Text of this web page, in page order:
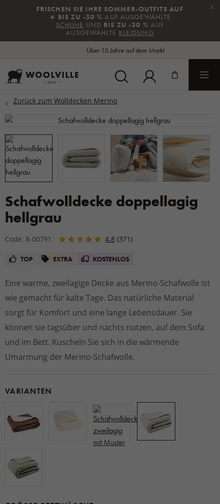
FRISCHEN SIE IHRE SOMMER-OUTFITS AUF
☀️ BIS ZU -50 % AUF AUSGEWÄHLTE
SCHUHE UND BIS ZU -30 % AUF
AUSGEWÄHLTE KLEIDUNG
×
Über 10 Jahre auf dem Markt
Schafwolldecke doppellagig
hellgrau
Code: 8-00791 4.8 (371)
TOP EXTRA KOSTENLOS
Eine warme, zweilagige Decke aus Merino-Schafwolle ist
wie gemacht für kalte Tage. Das natürliche Material
sorgt für Komfort und eine lange Lebensdauer. Sie
können sie tagsüber und nachts nutzen, auf dem Sofa
und im Bett. Kuscheln Sie sich in die wärmende
Umarmung der Merino-Schafwolle.
VARIANTEN